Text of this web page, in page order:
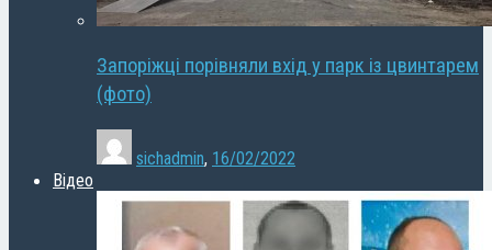
Запоріжці порівняли вхід у парк із цвинтарем
(фото)
sichadmin, 16/02/2022
Відео